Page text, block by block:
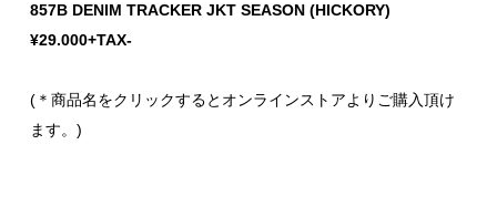
857B DENIM TRACKER JKT SEASON (HICKORY)
¥29.000+TAX-
(＊商品名をクリックするとオンラインストアよりご購入頂け
ます。)